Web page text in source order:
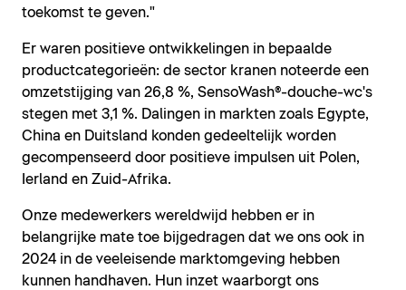
toekomst te geven."
Er waren positieve ontwikkelingen in bepaalde
productcategorieën: de sector kranen noteerde een
omzetstijging van 26,8 %, SensoWash®-douche-wc's
stegen met 3,1 %. Dalingen in markten zoals Egypte,
China en Duitsland konden gedeeltelijk worden
gecompenseerd door positieve impulsen uit Polen,
Ierland en Zuid-Afrika.
Onze medewerkers wereldwijd hebben er in
belangrijke mate toe bijgedragen dat we ons ook in
2024 in de veeleisende marktomgeving hebben
kunnen handhaven. Hun inzet waarborgt ons